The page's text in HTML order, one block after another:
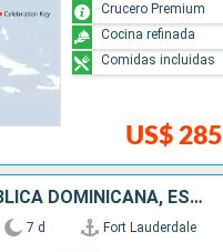
US$ 285
Crucero Premium
Cocina refinada
Comidas incluidas
BAHAMAS, REPÚBLICA DOMINICANA, ESTADOS UNIDOS
7 d Fort Lauderdale